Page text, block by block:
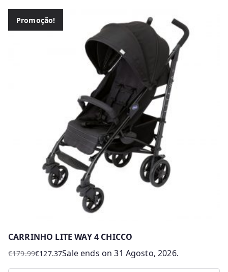
Promoção!
CARRINHO LITE WAY 4 CHICCO
€179.99
O
€127.37
O
Sale ends on 31 Agosto, 2026.